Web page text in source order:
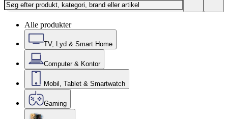
Alle produkter
TV, Lyd & Smart Home
Computer & Kontor
Mobil, Tablet & Smartwatch
Gaming